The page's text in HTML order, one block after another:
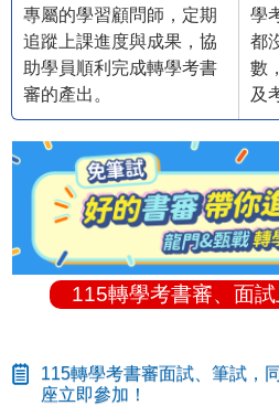
專屬的學習顧問師，定期
追蹤上課進度與成果，協
助學員順利完成轉學考書
審的產出。
學
都
數
及
115轉學考書審、面
115轉學考書審面試、筆試，
座立即參加！